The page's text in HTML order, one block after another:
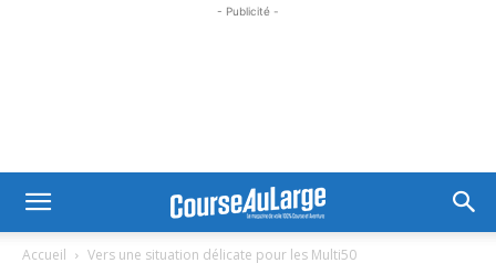
- Publicité -
Accueil Vers une situation délicate pour les Multi50